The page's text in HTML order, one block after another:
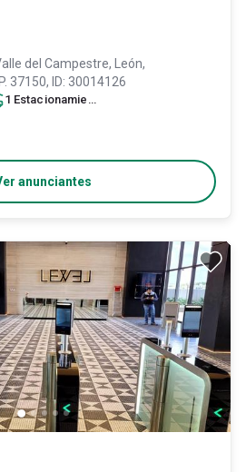
del Campestre, León,
37150, ID: 30014126
1 Estacionamiento
anunciantes